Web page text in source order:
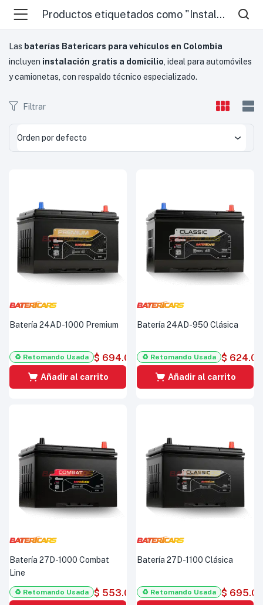
Productos etiquetados como "Instalación gratis a domicilio"
Las baterías Batericars para vehículos en Colombia
incluyen instalación gratis a domicilio , ideal para automóviles
y camionetas, con respaldo técnico especializado.
Filtrar
Orden por defecto
Batería 24AD-1000 Premium
♻️ Retomando Usada $ 694.000
Añadir al carrito
Batería 24AD-950 Clásica
♻️ Retomando Usada $
Añadir al carrito
Batería 27D-1000 Combat
Line
♻️ Retomando Usada $ 553.000
Batería 27D-1100 Clásica
♻️ Retomando Usada $